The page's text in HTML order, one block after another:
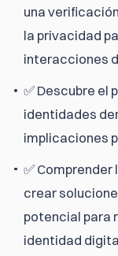
una
la privacidad
interacciones
✅ Descubre el
identidades
implicaciones
✅
crear
potencial para
identidad